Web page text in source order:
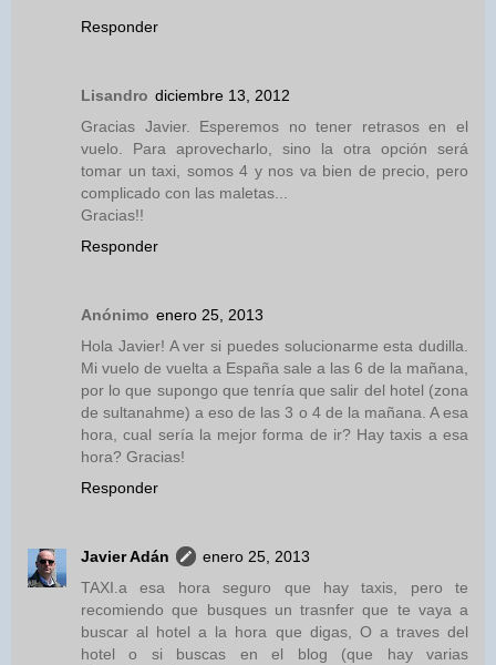
Responder
Lisandro diciembre 13, 2012
Gracias Javier. Esperemos no tener retrasos en el
vuelo. Para aprovecharlo, sino la otra opción será
tomar un taxi, somos 4 y nos va bien de precio, pero
complicado con las maletas...
Gracias!!
Responder
Anónimo enero 25, 2013
Hola Javier! A ver si puedes solucionarme esta dudilla.
Mi vuelo de vuelta a España sale a las 6 de la mañana,
por lo que supongo que tenría que salir del hotel (zona
de sultanahme) a eso de las 3 o 4 de la mañana. A esa
hora, cual sería la mejor forma de ir? Hay taxis a esa
hora? Gracias!
Responder
Javier Adán
enero 25, 2013
TAXI.a esa hora seguro que hay taxis, pero te
recomiendo que busques un trasnfer que te vaya a
buscar al hotel a la hora que digas, O a traves del
hotel o si buscas en el blog (que hay varias